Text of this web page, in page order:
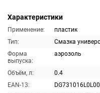
Характеристики
Применение:
пластик
Тип:
Смазка
Форма
выпуска:
аэрозоль
Объём, л:
0.4
EAN-13:
DG731016L0L00